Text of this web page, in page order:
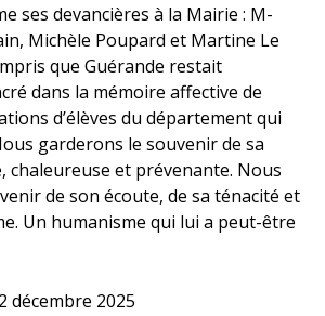
ses devancières à la Mairie : M-
Michèle Poupard et Martine Le
que Guérande restait
dans la mémoire affective de
d’élèves du département qui
garderons le souvenir de sa
chaleureuse et prévenante. Nous
de son écoute, de sa ténacité et
Un humanisme qui lui a peut-être
décembre 2025